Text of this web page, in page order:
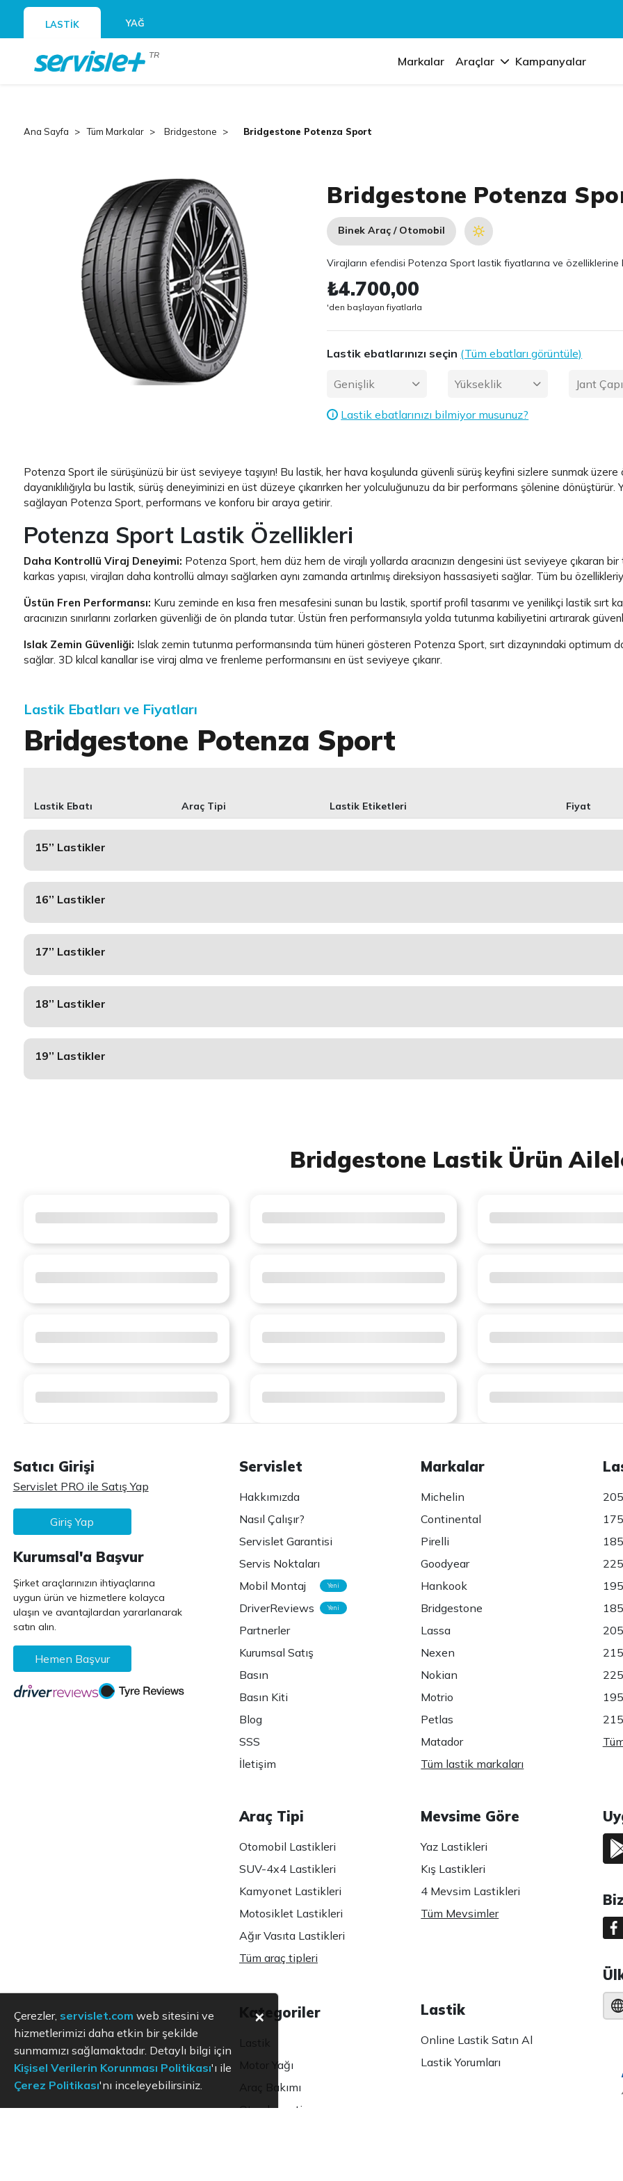
LASTİK YAĞ
TR Markalar Araçlar Kampanyalar
Ana Sayfa Tüm Markalar Bridgestone Bridgestone Potenza Sport
Bridgestone Potenza
Binek Araç / Otomobil
Virajların efendisi Potenza Sport lastik fiyatlarına ve özelliklerine
₺4.700,00
'den başlayan fiyatlarla
Lastik ebatlarınızı seçin (Tüm ebatları görüntüle)
Genişlik Yükseklik Jant Çapı
i Lastik ebatlarınızı bilmiyor musunuz?
Potenza Sport ile sürüşünüzü bir üst seviyeye taşıyın! Bu lastik, her hava koşulunda güvenli sürüş keyfini sizlere sunmak
dayanıklılığıyla bu lastik, sürüş deneyiminizi en üst düzeye çıkarırken her yolculuğunuzu da bir performans şölenine
sağlayan Potenza Sport, performans ve konforu bir araya getirir.
Potenza Sport Lastik Özellikleri
Daha Kontrollü Viraj Deneyimi: Potenza Sport, hem düz hem de virajlı yollarda aracınızın dengesini üst seviyeye çıkaran
karkas yapısı, virajları daha kontrollü almayı sağlarken aynı zamanda artırılmış direksiyon hassasiyeti sağlar. Tüm bu
Üstün Fren Performansı: Kuru zeminde en kısa fren mesafesini sunan bu lastik, sportif profil tasarımı ve yenilikçi lastik sırt
aracınızın sınırlarını zorlarken güvenliği de ön planda tutar. Üstün fren performansıyla yolda tutunma kabiliyetini artırarak
Islak Zemin Güvenliği: Islak zemin tutunma performansında tüm hüneri gösteren Potenza Sport, sırt dizaynındaki optimum
sağlar. 3D kılcal kanallar ise viraj alma ve frenleme performansını en üst seviyeye çıkarır.
Lastik Ebatları ve Fiyatları
Bridgestone Potenza Sport
Lastik Ebatı Araç Tipi Lastik Etiketleri Fiyat
15’’ Lastikler
16’’ Lastikler
17’’ Lastikler
18’’ Lastikler
19’’ Lastikler
Bridgestone Lastik Ürün
Satıcı Girişi
Servislet PRO ile Satış Yap
Giriş Yap
Kurumsal'a Başvur
Şirket araçlarınızın ihtiyaçlarına
uygun ürün ve hizmetlere kolayca
ulaşın ve avantajlardan yararlanarak
satın alın.
Hemen Başvur
Servislet
Hakkımızda
Nasıl Çalışır?
Servislet Garantisi
Servis Noktaları
Mobil Montaj
Yeni
DriverReviews Yeni
Partnerler
Kurumsal Satış
Basın
Basın Kiti
Blog
SSS
İletişim
Markalar
Michelin
Continental
Pirelli
Goodyear
Hankook
Bridgestone
Lassa
Nexen
Nokian
Motrio
Petlas
Matador
Tüm lastik markaları
Araç Tipi
Otomobil Lastikleri
SUV-4x4 Lastikleri
Kamyonet Lastikleri
Motosiklet Lastikleri
Ağır Vasıta Lastikleri
Tüm araç tipleri
Kategoriler
Motor Yağı
Araç Bakımı
Oto ekspertiz
Mevsime Göre
Yaz Lastikleri
Kış Lastikleri
4 Mevsim Lastikleri
Tüm Mevsimler
Lastik
Online Lastik Satın Al
Lastik Yorumları
Çerezler, servislet.com web sitesini ve
hizmetlerimizi daha etkin bir şekilde
sunmamızı sağlamaktadır. Detaylı bilgi için
Kişisel Verilerin Korunması Politikası'ı ile
Çerez Politikası'nı inceleyebilirsiniz.
×